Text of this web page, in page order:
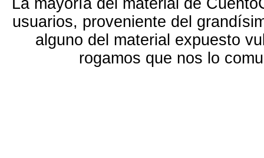
La mayoría del material de
usuarios, proveniente del
alguno del material expuesto
rogamos que nos lo